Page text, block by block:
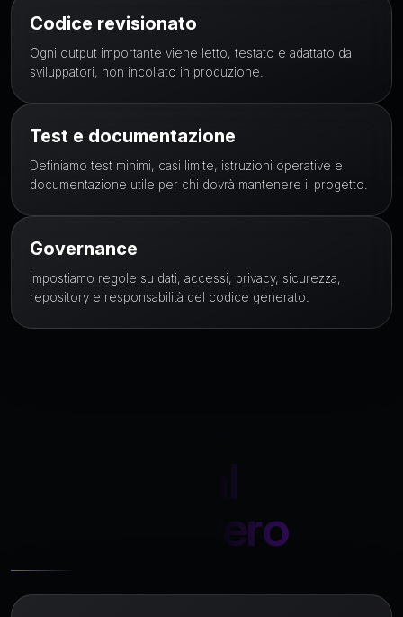
Codice revisionato
Ogni output importante viene letto, testato e adattato da
sviluppatori, non incollato in produzione.
Test e documentazione
Definiamo test minimi, casi limite, istruzioni operative e
documentazione utile per chi dovrà mantenere il progetto.
Governance
Impostiamo regole su dati, accessi, privacy, sicurezza,
repository e responsabilità del codice generato.
generato al
prodotto vero